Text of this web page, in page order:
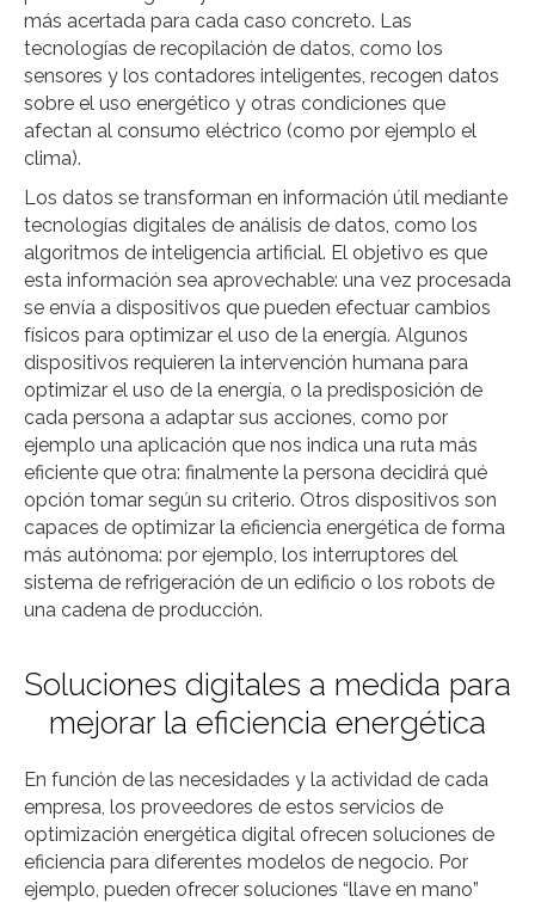
más acertada para cada caso concreto. Las
tecnologías de recopilación de datos, como los
sensores y los contadores inteligentes, recogen datos
sobre el uso energético y otras condiciones que
afectan al consumo eléctrico (como por ejemplo el
clima).
Los datos se transforman en información útil mediante
tecnologías digitales de análisis de datos, como los
algoritmos de inteligencia artificial. El objetivo es que
esta información sea aprovechable: una vez procesada
se envía a dispositivos que pueden efectuar cambios
físicos para optimizar el uso de la energía. Algunos
dispositivos requieren la intervención humana para
optimizar el uso de la energía, o la predisposición de
cada persona a adaptar sus acciones, como por
ejemplo una aplicación que nos indica una ruta más
eficiente que otra: finalmente la persona decidirá qué
opción tomar según su criterio. Otros dispositivos son
capaces de optimizar la eficiencia energética de forma
más autónoma: por ejemplo, los interruptores del
sistema de refrigeración de un edificio o los robots de
una cadena de producción.
Soluciones digitales a medida para
mejorar la eficiencia energética
En función de las necesidades y la actividad de cada
empresa, los proveedores de estos servicios de
optimización energética digital ofrecen soluciones de
eficiencia para diferentes modelos de negocio. Por
ejemplo, pueden ofrecer soluciones “llave en mano”